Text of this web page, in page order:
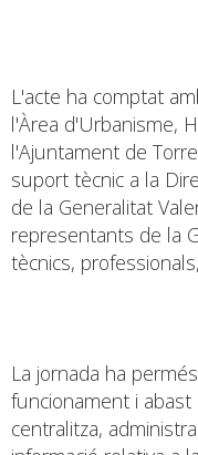
L'acte ha comptat
l'Àrea d'Urbanisme,
l'Ajuntament de
suport tècnic a la
de la Generalitat
representants de la
tècnics,
La jornada ha
funcionament i
centralitza,